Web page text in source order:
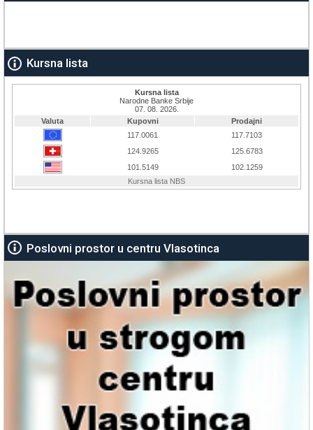
Kursna lista
Poslovni prostor u centru Vlasotinca